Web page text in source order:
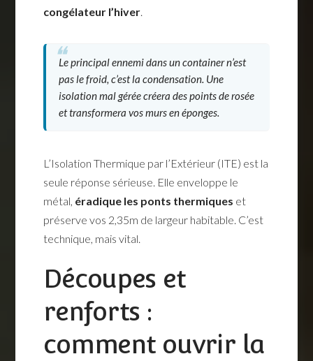
congélateur l’hiver.
Le principal ennemi dans un container n’est
pas le froid, c’est la condensation. Une
isolation mal gérée créera des points de rosée
et transformera vos murs en éponges.
L’Isolation Thermique par l’Extérieur (ITE) est la
seule réponse sérieuse. Elle enveloppe le
métal, éradique les ponts thermiques et
préserve vos 2,35m de largeur habitable. C’est
technique, mais vital.
Découpes et
renforts :
comment ouvrir la